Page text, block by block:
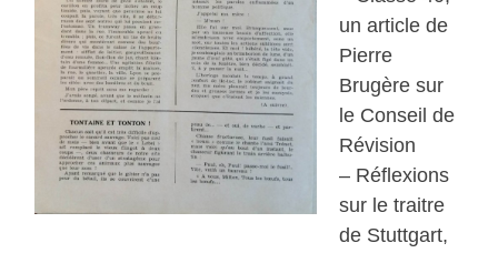
un article de
Pierre
Brugère sur
le Conseil de
Révision
– Réflexions
sur le traitre
de Stuttgart,